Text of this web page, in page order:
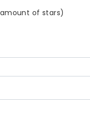
of stars)